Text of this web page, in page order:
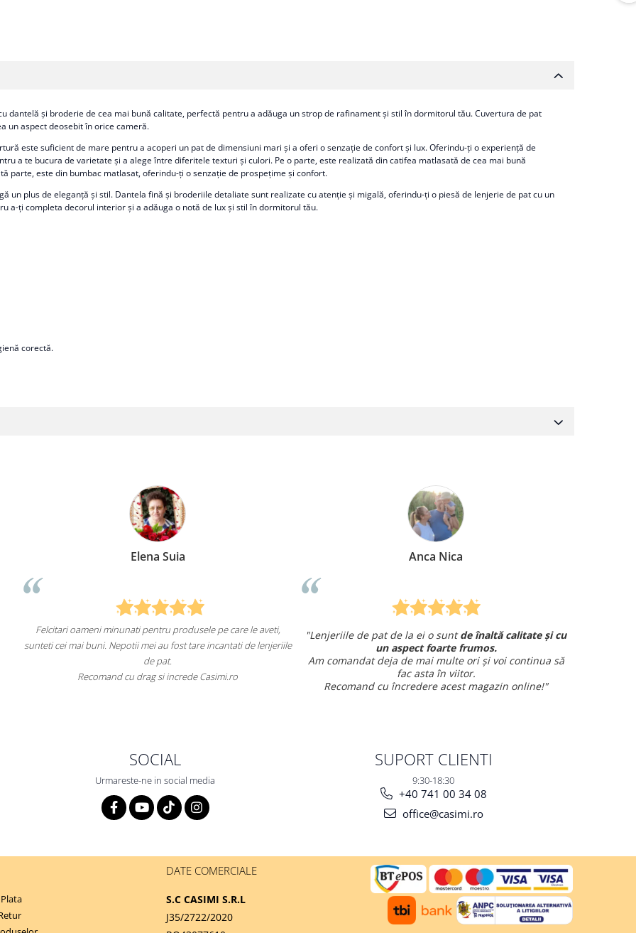
dantelă și broderie de cea mai bună calitate, perfectă pentru a adăuga un strop de rafinament și stil în dormitorul tău. Cuvertura de pat
un aspect deosebit în orice cameră.
este suficient de mare pentru a acoperi un pat de dimensiuni mari și a oferi o senzație de confort și lux. Oferindu-ți o experiență de
a te bucura de varietate și a alege între diferitele texturi și culori. Pe o parte, este realizată din catifea matlasată de cea mai bună
parte, este din bumbac matlasat, oferindu-ți o senzație de prospețime și confort.
un plus de eleganță și stil. Dantela fină și broderiile detaliate sunt realizate cu atenție și migală, oferindu-ți o piesă de lenjerie de pat cu un
a-ți completa decorul interior și a adăuga o notă de lux și stil în dormitorul tău.
pentru o igienă corectă.
Elena Suia
Felcitari oameni minunati pentru produsele pe care le aveti,
sunteti cei mai buni. Nepotii mei au fost tare incantati de lenjeriile
Recomand cu drag si increde Casimi.ro
Anca Nica
"Lenjeriile de pat de la ei o suntde înaltă calitate și cu
un aspect foarte frumos.
Am comandat deja de mai multe ori și voi continua să
fac asta în viitor.
Recomand cu încredere acest magazin online!"
SOCIAL
Urmareste-ne in social media
SUPORT CLIENTI
9:30-18:30
+40 741 00 34 08
office@casimi.ro
DATE COMERCIALE
S.C CASIMI S.R.L
J35/2722/2020